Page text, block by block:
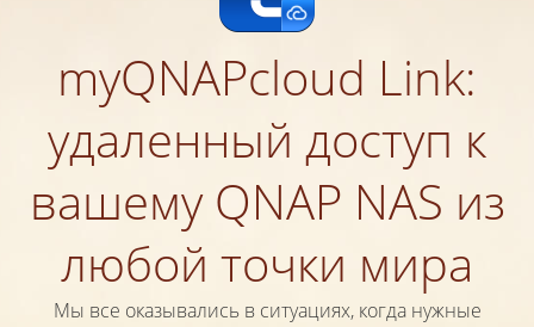
myQNAPcloud Link:
удаленный доступ к
вашему QNAP NAS из
любой точки мира
Мы все оказывались в ситуациях, когда нужные